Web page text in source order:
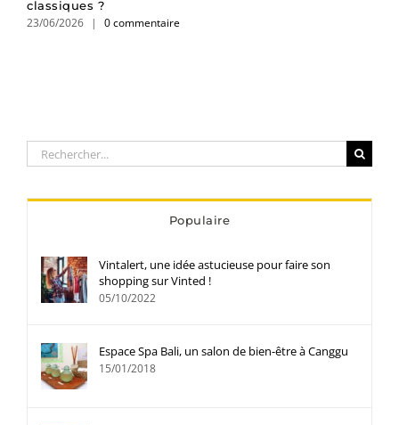
classiques ?
23/06/2026 | 0 commentaire
Rechercher:
Populaire
Vintalert, une idée astucieuse pour faire son
shopping sur Vinted !
05/10/2022
Espace Spa Bali, un salon de bien-être à Canggu
15/01/2018